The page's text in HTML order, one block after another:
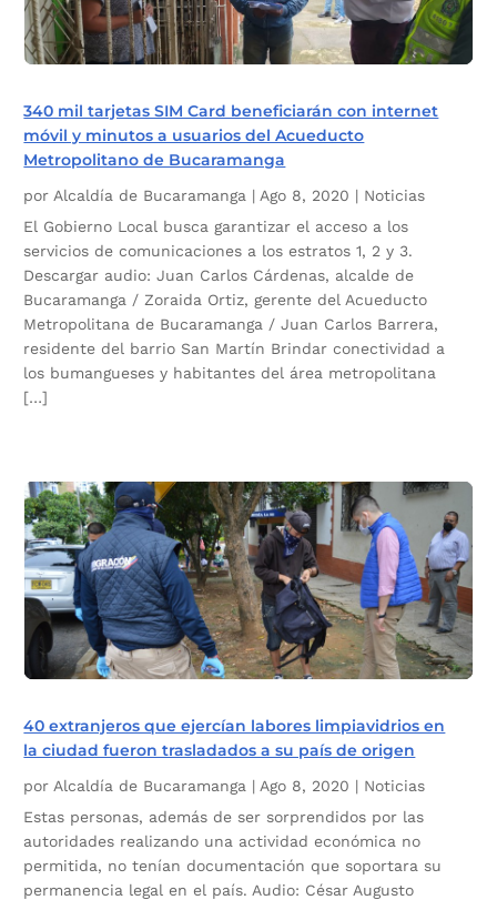
340 mil tarjetas SIM Card beneficiarán con internet
móvil y minutos a usuarios del Acueducto
Metropolitano de Bucaramanga
por Alcaldía de Bucaramanga | Ago 8, 2020 | Noticias
El Gobierno Local busca garantizar el acceso a los
servicios de comunicaciones a los estratos 1, 2 y 3.
Descargar audio: Juan Carlos Cárdenas, alcalde de
Bucaramanga / Zoraida Ortiz, gerente del Acueducto
Metropolitana de Bucaramanga / Juan Carlos Barrera,
residente del barrio San Martín Brindar conectividad a
los bumangueses y habitantes del área metropolitana
[…]
40 extranjeros que ejercían labores limpiavidrios en
la ciudad fueron trasladados a su país de origen
por Alcaldía de Bucaramanga | Ago 8, 2020 | Noticias
Estas personas, además de ser sorprendidos por las
autoridades realizando una actividad económica no
permitida, no tenían documentación que soportara su
permanencia legal en el país. Audio: César Augusto